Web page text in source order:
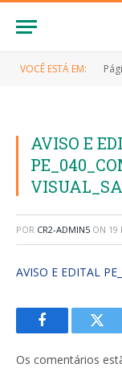
VOCÊ ESTÁ EM:
AVISO E
POR CR2-ADMIN5 ON 19
AVISO E EDITAL
Facebook
Os comentários